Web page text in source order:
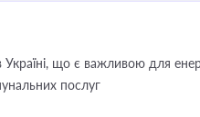
що є важливою для
послуг